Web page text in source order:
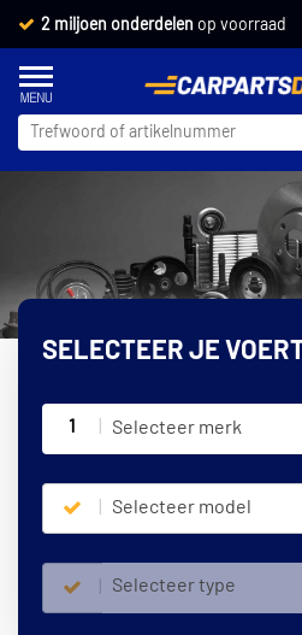
2 miljoen onderdelen op voorraad
SELECTEER JE
1 Selecteer merk
Selecteer model
Selecteer type